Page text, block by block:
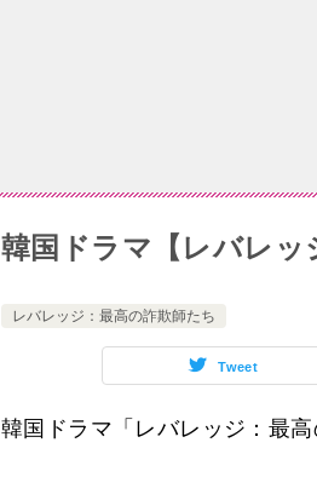
韓国ドラマ【レバレッ
レバレッジ：最高の詐欺師たち
Tweet
韓国ドラマ「レバレッジ：最